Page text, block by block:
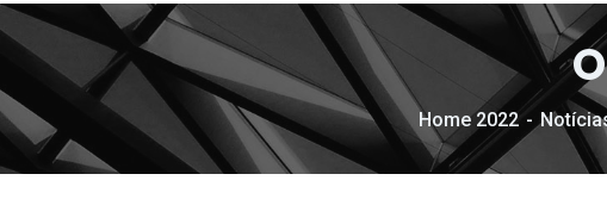
Home 2022